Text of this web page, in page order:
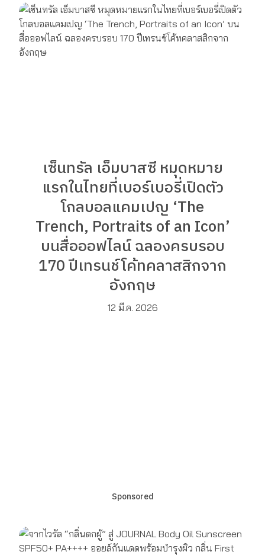
เซ็นทรัล เอ็มบาสซี หมุดหมาย
แรกในไทยที่เบอร์เบอรี่เปิดตัว
โกลบอลแคมเปญ ‘The
Trench, Portraits of an Icon’
บนสื่อออฟไลน์ ฉลองครบรอบ
170 ปีเทรนช์โค้ทคลาสสิกจาก
อังกฤษ
12 มี.ค. 2026
Sponsored